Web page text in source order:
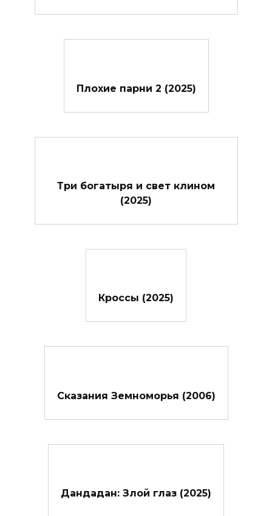
Плохие парни 2 (2025)
Три богатыря и свет клином
(2025)
Кроссы (2025)
Сказания Земноморья (2006)
Дандадан: Злой глаз (2025)